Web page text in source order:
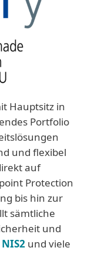
Hauptsitz in
Portfolio
und flexibel
auf
Protection
bis hin zur
sämtliche
und
NIS2 und viele